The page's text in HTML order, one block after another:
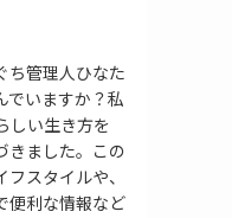
ち管理人ひなた
でいますか？私
しい生き方を
きました。この
スタイルや、
便利な情報など